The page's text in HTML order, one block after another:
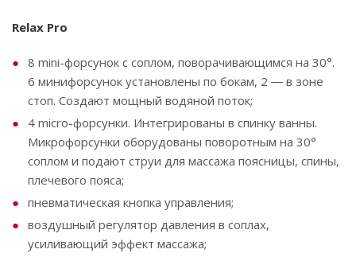
Relax Pro
8 mini-форсунок с соплом, поворачивающимся на 30°.
6 минифорсунок установлены по бокам, 2 ― в зоне
стоп. Создают мощный водяной поток;
4 micro-форсунки. Интегрированы в спинку ванны.
Микрофорсунки оборудованы поворотным на 30°
соплом и подают струи для массажа поясницы, спины,
плечевого пояса;
пневматическая кнопка управления;
воздушный регулятор давления в соплах,
усиливающий эффект массажа;